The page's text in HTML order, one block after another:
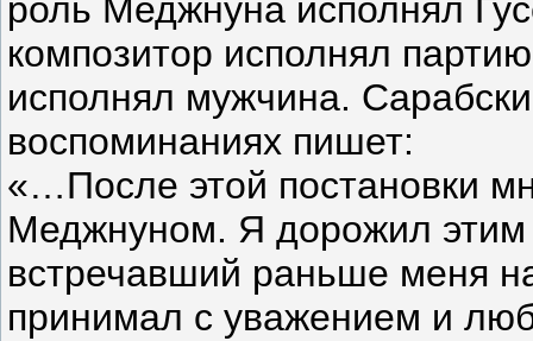
роль Меджнуна исполнял
композитор исполнял
исполнял мужчина.
воспоминаниях пишет:
«…После этой постановки
Меджнуном. Я дорожил
встречавший раньше меня
принимал с уважением и